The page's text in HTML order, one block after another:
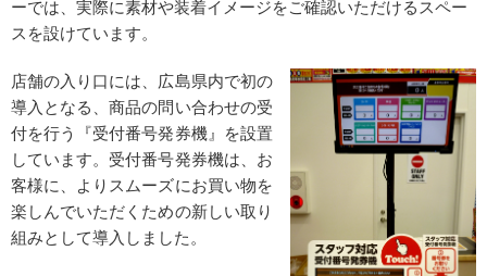
ーでは、実際に素材や装着イメージをご確認いただけるスペー
スを設けています。
店舗の入り口には、広島県内で初の
導入となる、商品の問い合わせの受
付を行う『受付番号発券機』を設置
しています。受付番号発券機は、お
客様に、よりスムーズにお買い物を
楽しんでいただくための新しい取り
組みとして導入しました。